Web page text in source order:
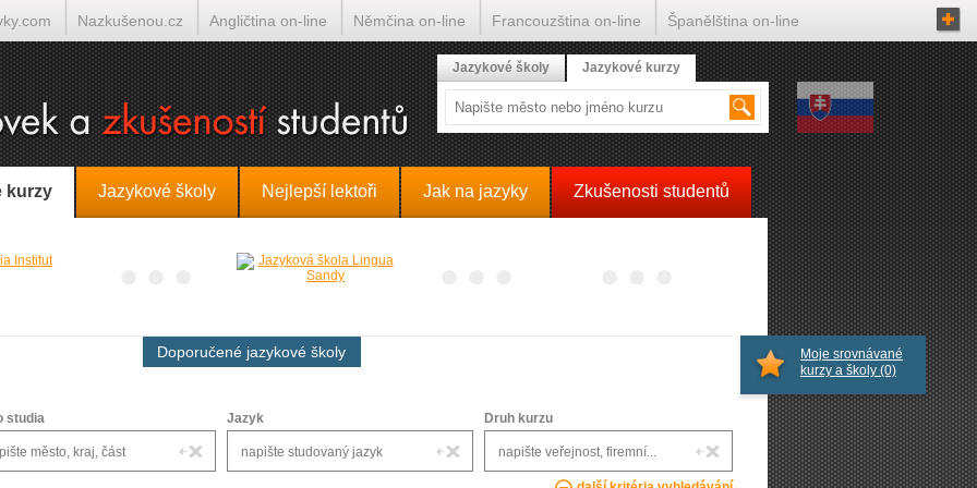
kurzy Jazykové školy Nejlepší lektoři Jak na jazyky Zkušenosti studentů
Doporučené jazykové školy
studia Jazyk Druh kurzu
Moje srovnávané
kurzy a školy (0)
Jazykové školy Jazykové kurzy
Nazkušenou.cz Angličtina on-line Němčina on-line Francouzština on-line Španělština on-line